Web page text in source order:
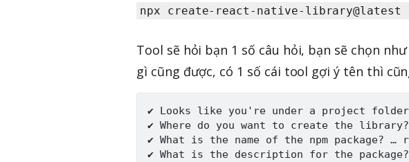
npx create-react-native-library@latest
Tool sẽ hỏi bạn 1 số câu hỏi, bạn sẽ chọn
gì cũng được, có 1 số cái tool gợi ý tên thì
✔ Looks like you're under a project
✔ Where do you want to create the library?
✔ What is the name of the npm package? …
✔ What is the description for the